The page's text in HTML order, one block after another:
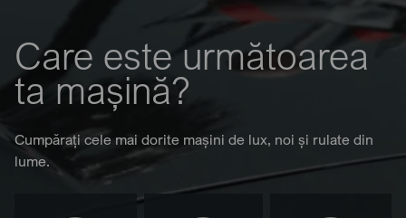
Care este următoarea
ta mașină?
Cumpărați cele mai dorite mașini de lux, noi și rulate din
lume.